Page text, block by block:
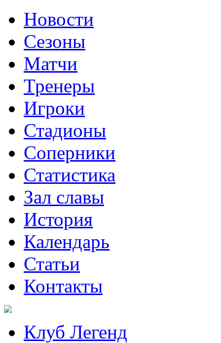
Новости
Сезоны
Матчи
Тренеры
Игроки
Стадионы
Соперники
Статистика
Зал славы
История
Календарь
Статьи
Контакты
Клуб Легенд